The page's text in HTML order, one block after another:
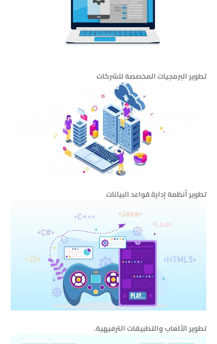
تطوير البرمجيات المخصصة للشركات
تطوير أنظمة إدارة قواعد البيانات
تطوير الألعاب والتطبيقات الترفيهية.